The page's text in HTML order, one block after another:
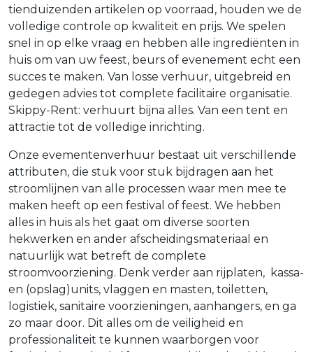
tienduizenden artikelen op voorraad, houden we de
volledige controle op kwaliteit en prijs. We spelen
snel in op elke vraag en hebben alle ingrediënten in
huis om van uw feest, beurs of evenement echt een
succes te maken. Van losse verhuur, uitgebreid en
gedegen advies tot complete facilitaire organisatie.
Skippy-Rent: verhuurt bijna alles. Van een tent en
attractie tot de volledige inrichting.
Onze evementenverhuur bestaat uit verschillende
attributen, die stuk voor stuk bijdragen aan het
stroomlijnen van alle processen waar men mee te
maken heeft op een festival of feest. We hebben
alles in huis als het gaat om diverse soorten
hekwerken en ander afscheidingsmateriaal en
natuurlijk wat betreft de complete
stroomvoorziening. Denk verder aan rijplaten, kassa-
en (opslag)units, vlaggen en masten, toiletten,
logistiek, sanitaire voorzieningen, aanhangers, en ga
zo maar door. Dit alles om de veiligheid en
professionaliteit te kunnen waarborgen voor